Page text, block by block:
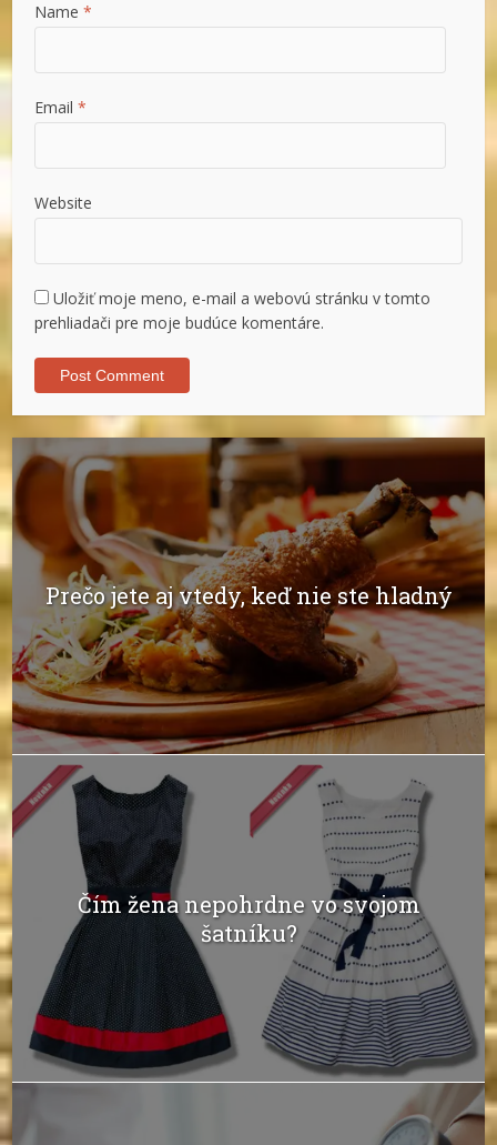
Name *
Email *
Website
Uložiť moje meno, e-mail a webovú stránku v tomto
prehliadači pre moje budúce komentáre.
Prečo jete aj vtedy, keď nie ste hladný
Čím žena nepohrdne vo svojom
šatníku?